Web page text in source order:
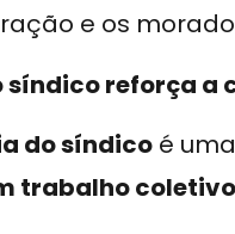
e os
síndico reforça a
do síndico é
trabalho coletivo